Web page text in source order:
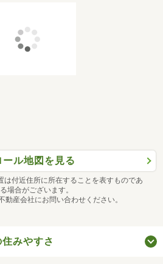
ール地図を見る
は付近住所に所在することを表すものであ
場合がございます。
産会社にお問い合わせください。
みやすさ